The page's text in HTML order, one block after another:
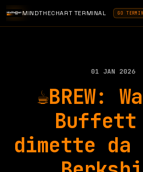
MINDTHECHART TERMINAL GO
01 JAN 2026
☕BREW:
dimette da